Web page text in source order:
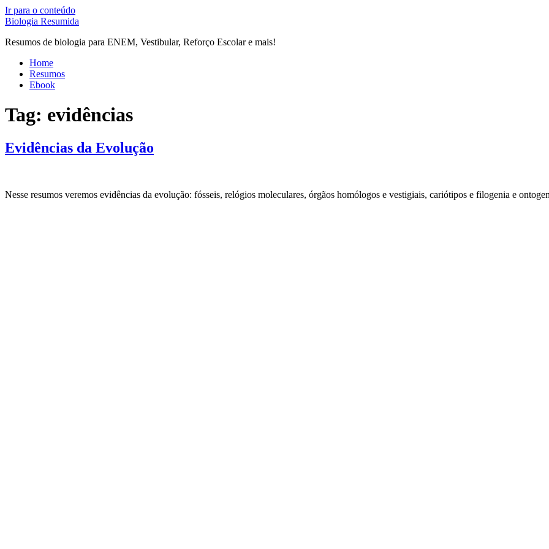
Ir para o conteúdo
Biologia Resumida
Resumos de biologia para ENEM, Vestibular, Reforço Escolar e mais!
Home
Resumos
Ebook
Tag: evidências
Evidências da Evolução
Nesse resumos veremos evidências da evolução: fósseis, relógios moleculares, órgãos homólogos e vestigiais, cariótipos e filogenia e